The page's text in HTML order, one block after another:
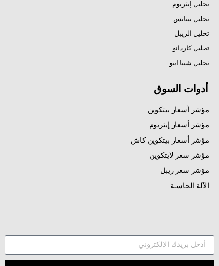
تحليل إيثريوم
تحليل بينانس
تحليل الريبل
تحليل كاردانو
تحليل شيبا اينو
أدوات السوق
مؤشر أسعار بيتكوين
مؤشر أسعار إيثريوم
مؤشر أسعار بيتكوين كاش
مؤشر سعر لايتكوين
مؤشر سعر ريبل
الآلة الحاسبة